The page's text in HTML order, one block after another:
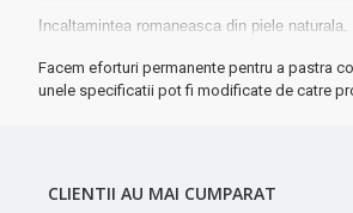
Incaltamintea romaneasca din piele naturala.
Facem eforturi permanente pentru a pastra
unele specificatii pot fi modificate de catre
CLIENTII AU MAI CUMPARAT